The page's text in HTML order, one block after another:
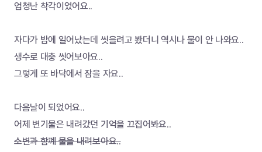
엄청난 착각이었어요..
자다가 밤에 일어났는데 씻을려고 봤더니 역시나 물이 안 나와요..
생수로 대충 씻어보아요..
그렇게 또 바닥에서 잠을 자요..
다음날이 되었어요..
어제 변기물은 내려갔던 기억을 끄집어봐요..
소변과 함꼐 물을 내려보아요..